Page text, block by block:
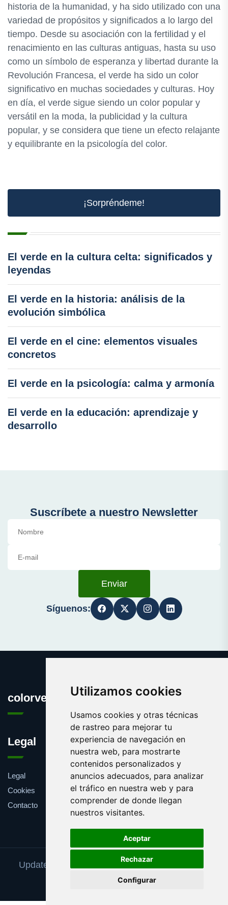
Utilizamos cookies
Usamos cookies y otras técnicas
de rastreo para mejorar tu
experiencia de navegación en
nuestra web, para mostrarte
contenidos personalizados y
anuncios adecuados, para analizar
el tráfico en nuestra web y para
comprender de donde llegan
nuestros visitantes.
Aceptar
Rechazar
Configurar
historia de la humanidad, y ha sido utilizado con una
variedad de propósitos y significados a lo largo del
tiempo. Desde su asociación con la fertilidad y el
renacimiento en las culturas antiguas, hasta su uso
como un símbolo de esperanza y libertad durante la
Revolución Francesa, el verde ha sido un color
significativo en muchas sociedades y culturas. Hoy
en día, el verde sigue siendo un color popular y
versátil en la moda, la publicidad y la cultura
popular, y se considera que tiene un efecto relajante
y equilibrante en la psicología del color.
¡Sorpréndeme!
El verde en la cultura celta: significados y
leyendas
El verde en la historia: análisis de la
evolución simbólica
El verde en el cine: elementos visuales
concretos
El verde en la psicología: calma y armonía
El verde en la educación: aprendizaje y
desarrollo
Suscríbete a nuestro Newsletter
Enviar
Síguenos:
colorverde.es
Legal
Legal
Cookies
Contacto
Update cookies preferencesSeparar en sílabas
Copyright © 2024 colorverde.es